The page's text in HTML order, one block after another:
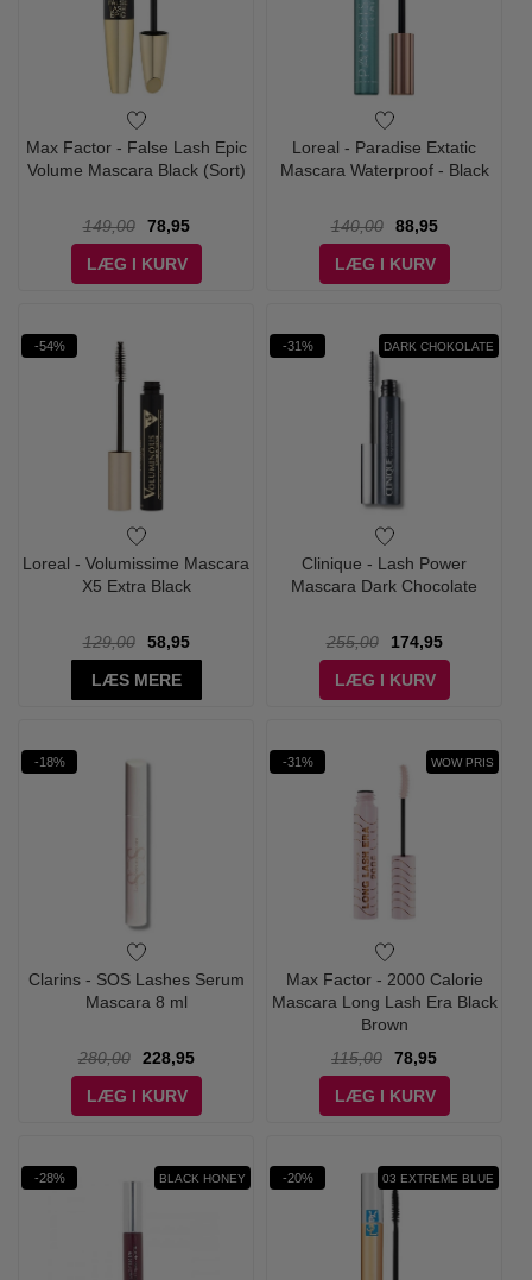
Max Factor - False Lash Epic
Volume Mascara Black (Sort)
149,00
78,95
LÆG I KURV
Loreal - Paradise Extatic
Mascara Waterproof - Black
140,00
88,95
LÆG I KURV
-54%
Loreal - Volumissime Mascara
X5 Extra Black
129,00
58,95
LÆS MERE
-31% DARK CHOKOLATE
Clinique - Lash Power
Mascara Dark Chocolate
255,00
174,95
LÆG I KURV
-18%
Clarins - SOS Lashes Serum
Mascara 8 ml
280,00
228,95
LÆG I KURV
-31% WOW PRIS
Max Factor - 2000 Calorie
Mascara Long Lash Era Black
Brown
115,00
78,95
LÆG I KURV
-28% BLACK HONEY -20% 03 EXTREME BLUE